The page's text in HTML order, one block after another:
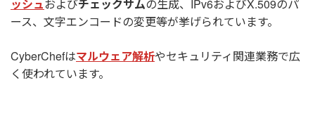
ッシュおよびチェックサムの生成、IPv6およびX.509のパ
ース、文字エンコードの変更等が挙げられています。
CyberChefはマルウェア解析やセキュリティ関連業務で広
く使われています。